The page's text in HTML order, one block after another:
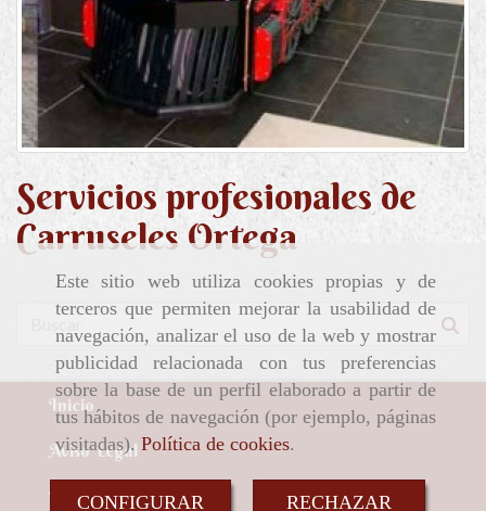
Este sitio web utiliza cookies propias y de
terceros que permiten mejorar la usabilidad de
navegación, analizar el uso de la web y mostrar
publicidad relacionada con tus preferencias
sobre la base de un perfil elaborado a partir de
tus hábitos de navegación (por ejemplo, páginas
visitadas). Política de cookies.
CONFIGURAR RECHAZAR
Servicios profesionales de
Carruseles Ortega
Inicio
Aviso Legal
Política de cookies